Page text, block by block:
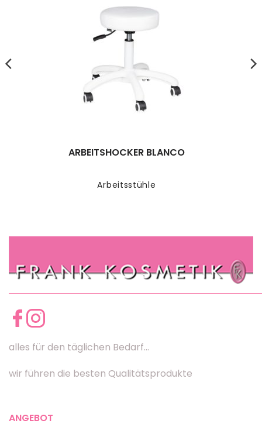
Arbeitsstühle
ARBEITSHOCKER BLANCO
alles für den täglichen Bedarf...
wir führen die besten Qualitätsprodukte
ANGEBOT